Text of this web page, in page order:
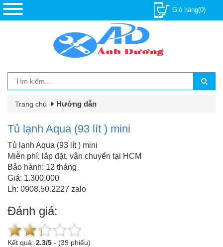
Giỏ hàng(0)
Trang chủ Hướng dẫn
Tủ lạnh Aqua (93 lít ) mini
Tủ lạnh Aqua (93 lít ) mini
Miễn phí: lắp đặt, vận chuyển tại HCM
Bảo hành: 12 tháng
Giá: 1.300.000
Lh: 0908.50.2227 zalo
Đánh giá:
Kết quả: 2.3/5 - (39 phiếu)